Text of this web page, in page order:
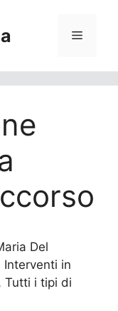
Menu
Del
Interventi in
Tutti i tipi di